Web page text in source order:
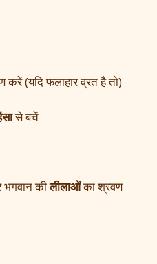
करें (यदि फलाहार व्रत है तो)
से बचें
कीलीलाओंका श्रवण